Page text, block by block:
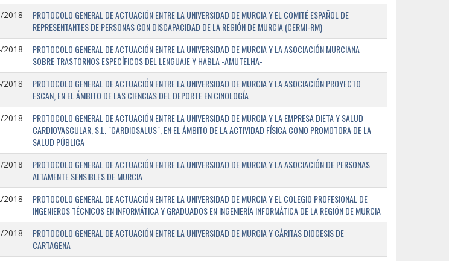
2018
PROTOCOLO GENERAL DE ACTUACIÓN ENTRE LA UNIVERSIDAD DE MURCIA Y EL COMITÉ ESPAÑOL DE
REPRESENTANTES DE PERSONAS CON DISCAPACIDAD DE LA REGIÓN DE MURCIA (CERMI-RM)
2018
PROTOCOLO GENERAL DE ACTUACIÓN ENTRE LA UNIVERSIDAD DE MURCIA Y LA ASOCIACIÓN MURCIANA
SOBRE TRASTORNOS ESPECÍFICOS DEL LENGUAJE Y HABLA -AMUTELHA-
2018
PROTOCOLO GENERAL DE ACTUACIÓN ENTRE LA UNIVERSIDAD DE MURCIA Y LA ASOCIACIÓN PROYECTO
ESCAN, EN EL ÁMBITO DE LAS CIENCIAS DEL DEPORTE EN CINOLOGÍA
2018
PROTOCOLO GENERAL DE ACTUACIÓN ENTRE LA UNIVERSIDAD DE MURCIA Y LA EMPRESA DIETA Y SALUD
CARDIOVASCULAR, S.L. "CARDIOSALUS", EN EL ÁMBITO DE LA ACTIVIDAD FÍSICA COMO PROMOTORA DE LA
SALUD PÚBLICA
2018
PROTOCOLO GENERAL DE ACTUACIÓN ENTRE LA UNIVERSIDAD DE MURCIA Y LA ASOCIACIÓN DE PERSONAS
ALTAMENTE SENSIBLES DE MURCIA
2018
PROTOCOLO GENERAL DE ACTUACIÓN ENTRE LA UNIVERSIDAD DE MURCIA Y EL COLEGIO PROFESIONAL DE
INGENIEROS TÉCNICOS EN INFORMÁTICA Y GRADUADOS EN INGENIERÍA INFORMÁTICA DE LA REGIÓN DE MURCIA
2018
PROTOCOLO GENERAL DE ACTUACIÓN ENTRE LA UNIVERSIDAD DE MURCIA Y CÁRITAS DIOCESIS DE
CARTAGENA